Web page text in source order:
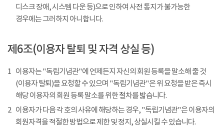
디스크 장애, 시스템 다운 등)으로 인하여 사전 통지가 불가능한
경우에는 그러하지 아니합니다.
제6조(이용자 탈퇴 및 자격 상실 등)
1 이용자는 "독립기념관"에 언제든지 자신의 회원 등록을 말소해 줄 것
(이용자 탈퇴)을 요청할 수 있으며 "독립기념관"은 위 요청을 받은 즉시
해당 이용자의 회원 등록 말소를 위한 절차를 밟습니다.
2 이용자가 다음 각 호의 사유에 해당하는 경우, "독립기념관"은 이용자의
회원자격을 적절한 방법으로 제한 및 정지, 상실시킬 수 있습니다.